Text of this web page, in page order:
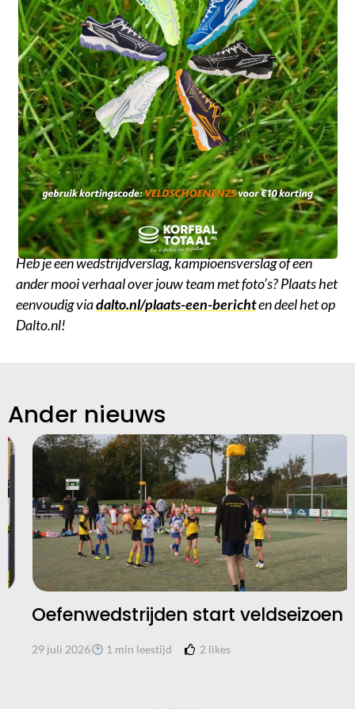
Heb je een wedstrijdverslag, kampioensverslag of een
ander mooi verhaal over jouw team met foto’s? Plaats het
eenvoudig viadalto.nl/plaats-een-berichten deel het op
Dalto.nl!
Ander nieuws
Oefenwedstrijden start veldseizoen
29 juli 2026 1 min leestijd 2likes